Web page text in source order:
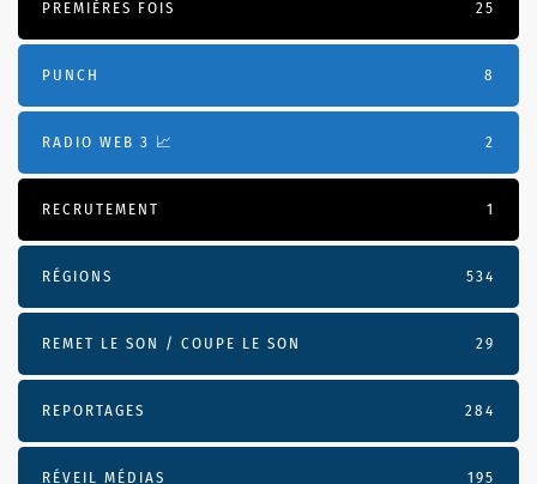
PREMIÈRES FOIS 25
PUNCH 8
RADIO WEB 3 📈 2
RECRUTEMENT 1
RÉGIONS 534
REMET LE SON / COUPE LE SON 29
REPORTAGES 284
RÉVEIL MÉDIAS 195